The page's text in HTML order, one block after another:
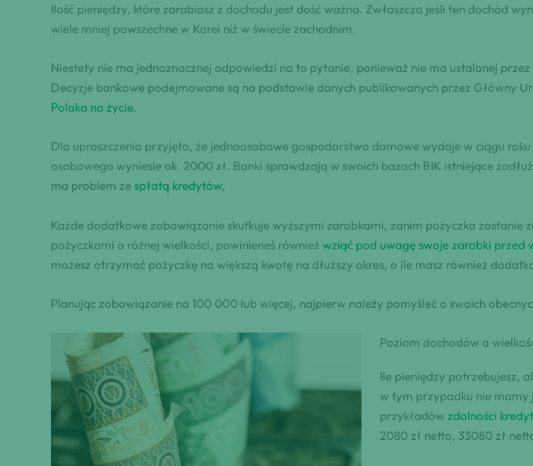
Ilość pieniędzy, które zarabiasz z dochodu jest dość ważna. Zwłaszcza jeśli ten dochód
wiele mniej powszechne w Korei niż w świecie zachodnim.
Niestety nie ma jednoznacznej odpowiedzi na to pytanie, ponieważ nie ma ustalonej
Decyzje bankowe podejmowane są na podstawie danych publikowanych przez Główny
Polaka na życie.
Dla uproszczenia przyjęto, że jednoosobowe gospodarstwo domowe wydaje w ciągu
osobowego wyniesie ok. 2000 zł. Banki sprawdzają w swoich bazach BIK istniejące
ma problem zespłatą kredytów,
Każde dodatkowe zobowiązanie skutkuje wyższymi zarobkami, zanim pożyczka
pożyczkami o różnej wielkości, powinieneś również wziąć pod uwagę swoje zarobki przed
możesz otrzymać pożyczkę na większą kwotę na dłuższy okres, o ile masz również
Planując zobowiązanie na 100 000 lub więcej, najpierw należy pomyśleć o swoich
Poziom dochodów a
Ile pieniędzy potrzebujesz,
w tym przypadku nie mamy
przykładów zdolności
2080 zł netto, 33080 zł